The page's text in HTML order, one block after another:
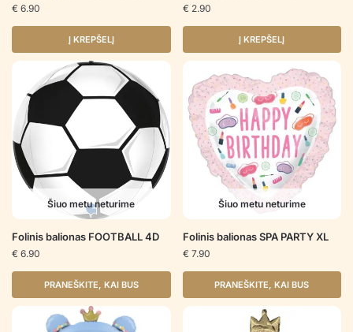
€ 6.90
Į KREPŠELĮ
€ 2.90
Į KREPŠELĮ
Šiuo metu neturime
Folinis balionas FOOTBALL 4D
€ 6.90
PRANEŠKITE, KAI BUS
Šiuo metu neturime
Folinis balionas SPA PARTY XL
€ 7.90
PRANEŠKITE, KAI BUS